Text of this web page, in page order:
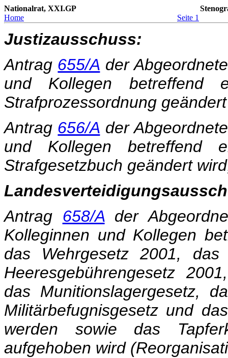
Nationalrat, XXI.GP
Home
Seite 1
Justizausschuss:
Antrag 655/A der
und Kollegen betreffend
Strafprozessordnung
Antrag 656/A der
und Kollegen betreffend
Strafgesetzbuch geändert
Antrag 658/Ader
Kolleginnen und Kollegen
das Wehrgesetz 2001, das
Heeresgebührengesetz
das Munitionslagergesetz,
Militärbefugnisgesetz und
werden sowie das
aufgehoben wird